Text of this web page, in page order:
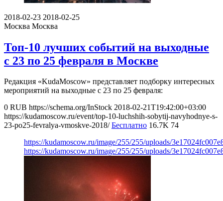
2018-02-23 2018-02-25
Москва Москва
Топ-10 лучших событий на выходные
с 23 по 25 февраля в Москве
Редакция «KudaMoscow» представляет подборку интересных
мероприятий на выходные с 23 по 25 февраля:
0 RUB https://schema.org/InStock 2018-02-21T19:42:00+03:00
https://kudamoscow.ru/event/top-10-luchshih-sobytij-navyhodnye-s-
23-po25-fevralya-vmoskve-2018/ Бесплатно 16.7K 74
https://kudamoscow.ru/image/255/255/uploads/
https://kudamoscow.ru/image/255/255/uploads/